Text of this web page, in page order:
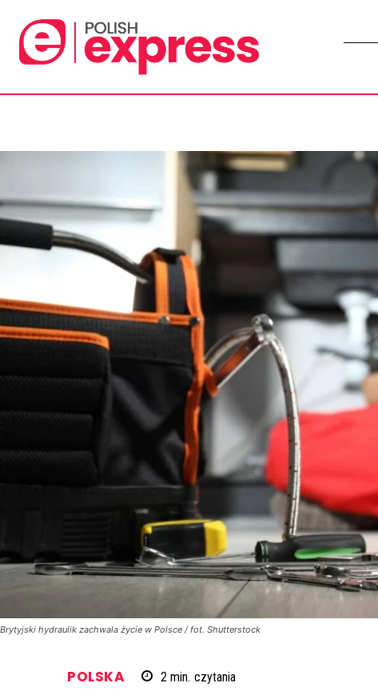
Brytyjski hydraulik zachwala życie w Polsce / fot. Shutterstock
POLSKA 2 min. czytania